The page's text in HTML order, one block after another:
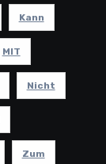
Kann
MIT
Nicht
Zum